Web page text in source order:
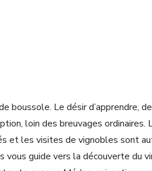
boussole. Le désir d’apprendre, de
loin des breuvages ordinaires.
et les visites de vignobles sont
vous guide vers la découverte du